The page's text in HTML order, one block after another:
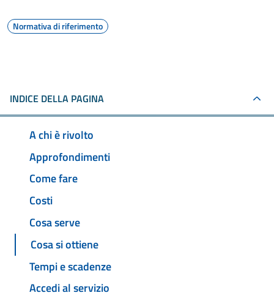
Normativa di riferimento
INDICE DELLA PAGINA
A chi è rivolto
Approfondimenti
Come fare
Costi
Cosa serve
Cosa si ottiene
Tempi e scadenze
Accedi al servizio